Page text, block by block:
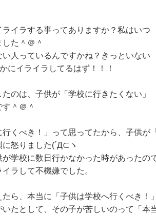
ライラする事ってありますか？私はいつ
た＾＠＾
人っているんですかね？きっといない
にイライラしてるはず！！！
のは、子供が「学校に行きたくない」
＾＠＾
くべき！」って思ってたから、子供が
怒りました(´Д⊂ヽ
学校に数日行かなかった時があったの
ラして不機嫌でした。
ら、本当に「子供は学校へ行くべき！
たとして、その子が苦しいのって「本